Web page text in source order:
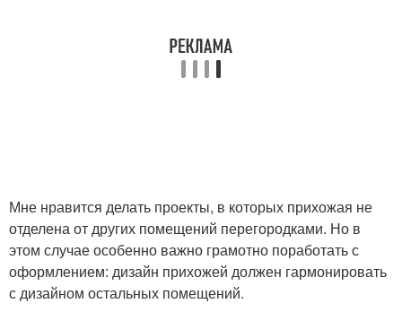
Мне нравится делать проекты, в которых прихожая не
отделена от других помещений перегородками. Но в
этом случае особенно важно грамотно поработать с
оформлением: дизайн прихожей должен гармонировать
с дизайном остальных помещений.